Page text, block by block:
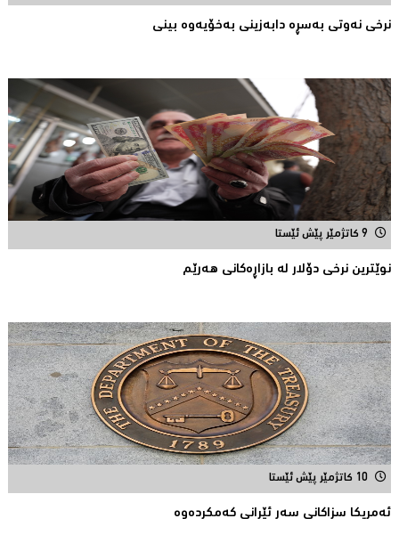
نرخی نه‌وتی به‌سڕه‌ دابه‌زینی به‌خۆیه‌وه‌ بینی
9 کاتژمێر پێش ئێستا
نوێترین نرخی دۆلار له‌ بازاڕه‌كانی هه‌رێم
10 کاتژمێر پێش ئێستا
ئه‌مریكا سزاكانی سه‌ر ئێرانی كه‌مكرده‌وه‌